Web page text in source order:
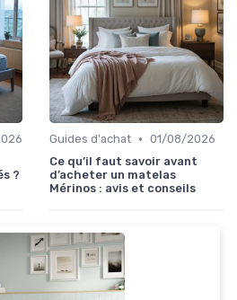
?
Guides d'achat • 01/08/2026
Ce qu’il faut savoir avant
d’acheter un matelas
Mérinos : avis et conseils